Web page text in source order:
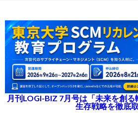
月刊LOGI-BIZ 7月号は「未来を創
生存戦略を徹底